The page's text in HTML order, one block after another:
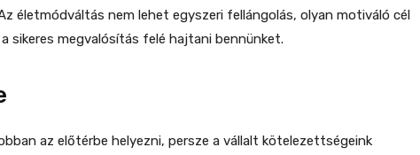
életmódváltás nem lehet egyszeri fellángolás, olyan motiváló cél
sikeres megvalósítás felé hajtani bennünket.
az előtérbe helyezni, persze a vállalt kötelezettségeink